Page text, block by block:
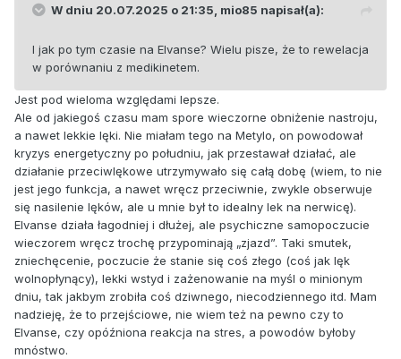
W dniu 20.07.2025 o 21:35, mio85 napisał(a):
I jak po tym czasie na Elvanse? Wielu pisze, że to rewelacja
w porównaniu z medikinetem.
Jest pod wieloma względami lepsze.
Ale od jakiegoś czasu mam spore wieczorne obniżenie nastroju,
a nawet lekkie lęki. Nie miałam tego na Metylo, on powodował
kryzys energetyczny po południu, jak przestawał działać, ale
działanie przeciwlękowe utrzymywało się całą dobę (wiem, to nie
jest jego funkcja, a nawet wręcz przeciwnie, zwykle obserwuje
się nasilenie lęków, ale u mnie był to idealny lek na nerwicę).
Elvanse działa łagodniej i dłużej, ale psychiczne samopoczucie
wieczorem wręcz trochę przypominają „zjazd”. Taki smutek,
zniechęcenie, poczucie że stanie się coś złego (coś jak lęk
wolnopłynący), lekki wstyd i zażenowanie na myśl o minionym
dniu, tak jakbym zrobiła coś dziwnego, niecodziennego itd. Mam
nadzieję, że to przejściowe, nie wiem też na pewno czy to
Elvanse, czy opóźniona reakcja na stres, a powodów byłoby
mnóstwo.